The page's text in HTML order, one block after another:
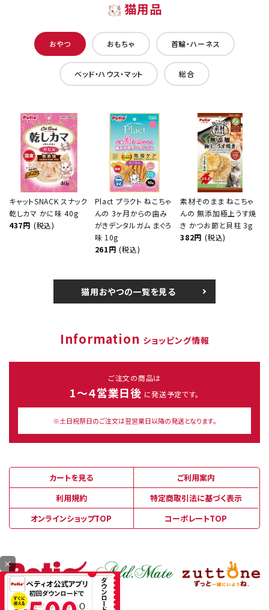
猫用品
おやつ おもちゃ 首輪・ハーネス
ベッド・ハウス・マット 総合
キャットSNACK スナック
乾しカマ かに味 40g
437円 (税込)
Plact プラクト ねこちゃ
んの 3ヶ月からの歯み
がきデンタルガム まぐろ
味 10g
261円 (税込)
素材そのまま ねこちゃ
んの 無添加極上うす焼
き かつお節と貝柱 3g
382円 (税込)
猫用おやつの一覧を見る
Information ショッピング情報
ご注文の商品は
1～４営業日後 に発送予定です。
※土日祝祭日のご注文は翌営業日以降の発送となります。
カートを見る
ご利用案内
利用規約
特定商取引法に基づく表示
オンラインショップTOP
コーポレートTOP
×